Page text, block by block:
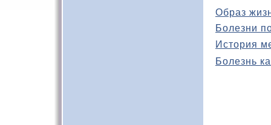
Образ
Болезни
История
Болезнь